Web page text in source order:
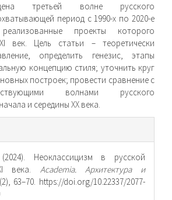
третьей волне русского
период с 1990-х по 2020-е
проекты которого
век. Цель статьи – теоретически
определить генезис, этапы
концепцию стиля; уточнить круг
построек; провести сравнение с
волнами русского
и середины ХХ века.
Неоклассицизм в русской
века. Academia. Архитектура и
63–70. https://doi.org/10.22337/2077-